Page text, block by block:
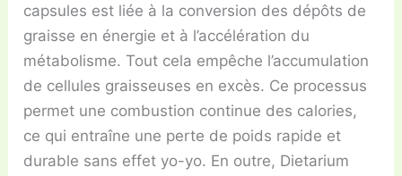
capsules est liée à la conversion des dépôts de
graisse en énergie et à l’accélération du
métabolisme. Tout cela empêche l’accumulation
de cellules graisseuses en excès. Ce processus
permet une combustion continue des calories,
ce qui entraîne une perte de poids rapide et
durable sans effet yo-yo. En outre, Dietarium